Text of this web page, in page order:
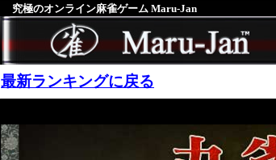
究極のオンライン麻雀ゲーム Maru-Jan
最新ランキングに戻る